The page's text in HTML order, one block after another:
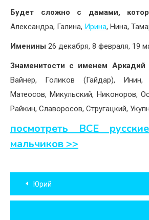
Будет сложно с дамами,
Александра, Галина, Ирина, Нина,
Именины 26 декабря, 8 февраля, 19
Знаменитости с именем Аркадий
Вайнер, Голиков (Гайдар), Инин,
Матеосов, Микульский, Никоноров,
Райкин, Славоросов, Стругацкий,
посмотреть ВСЕ
мальчиков >>
Навигация
по
Юрий